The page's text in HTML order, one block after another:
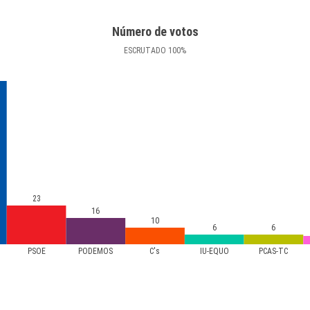
Número de votos
ESCRUTADO 100%
PSOE PODEMOS C's IU-EQUO PCAS-TC
23
16
10
6 6